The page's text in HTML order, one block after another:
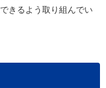
きるよう取り組んでい